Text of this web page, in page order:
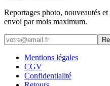
Reportages photo, nouveautés
envoi par mois maximum.
Mentions légales
CGV
Confidentialité